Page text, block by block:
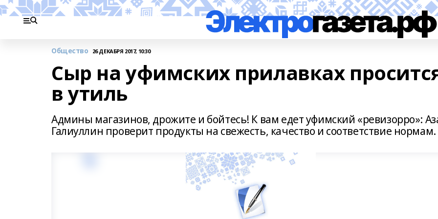
Общество 26 ДЕКАБРЯ 2017, 10:30
Сыр на уфимских прилавках
в утиль
Админы магазинов, дрожите и бойтесь! К вам едет уфимский «ревизорро»:
Галиуллин проверит продукты на свежесть, качество и соответствие нормам.